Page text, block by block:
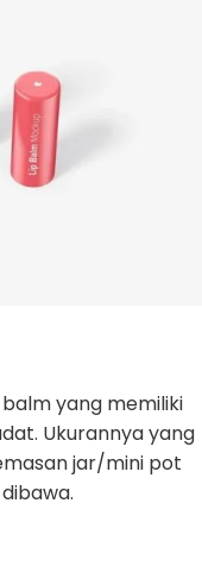
yang memiliki
Ukurannya yang
jar/mini pot